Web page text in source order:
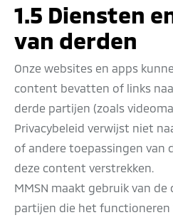
1.5 Diensten
van derden
Onze websites en apps
content bevatten of links
derde partijen (zoals
Privacybeleid verwijst niet
of andere toepassingen van
deze content verstrekken.
MMSN maakt gebruik van
partijen die het functioneren